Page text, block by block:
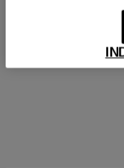
LIEFERUNG &